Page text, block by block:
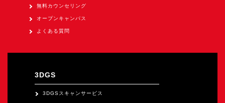
無料カウンセリング
オープンキャンパス
よくある質問
3DGS
3DGSスキャンサービス